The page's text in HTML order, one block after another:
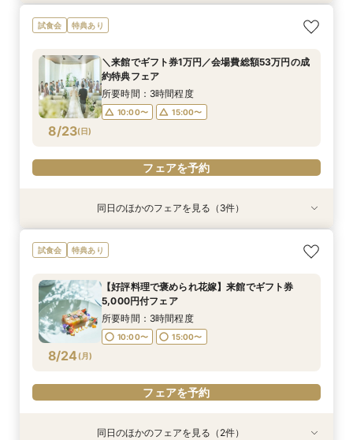
8/22(土)
オンライン相談会
11:00〜 15:00〜
8/22(土)
【2件目来館もお得】試食×見学しっかり体験♪特
典付フェア
10:00〜
8/22(土)
【少人数限定】最短３カ月準備OK！体験型1step
相談会
10:00〜
試食会 特典あり
8/23(日)
＼来館でギフト券1万円／会場費総額53万円の成
約特典フェア
所要時間：3時間程度
10:00〜 15:00〜
フェアを予約
8/23(日)
オンライン相談会
11:00〜 15:00〜
特典あり
8/23(日)
【2件目来館もお得】試食×見学しっかり体験♪特
典付フェア
10:00〜 15:00〜
特典あり
8/23(日)
【当館人気NO.1】1日で全て完結♪見積×試食×相
談フェア
10:00〜 15:00〜
同日のほかのフェアを見る（3件）
試食会 特典あり
8/24 (月)
【好評料理で褒められ花嫁】来館でギフト券
5,000円付フェア
所要時間：3時間程度
10:00〜 15:00〜
フェアを予約
特典あり同日のほかのフェアを見る（2件）